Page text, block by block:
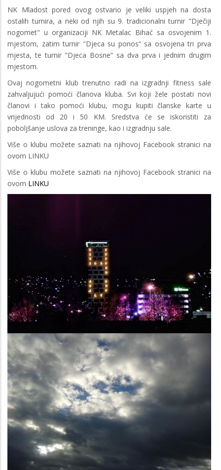
NK Mladost pored ovog ostvario je veliki uspjeh na dosta
ostalih turnira, a neki od njih su 9. tradicionalni turnir "Dječiji
nogomet" u organizaciji NK Metalac Bihać sa osvojenim 1.
mjestom, zatim turnir "Djeca su ponos“ sa osvojena tri prva
mjesta, te turnir "Djeca Bosne“ sa dva prva i jednim drugim
mjestom.
Ovaj nogometni klub trenutno radi na izgradnji fitness sale
zahvaljujući pomoći članova kluba. Svi koji žele postati novi
članovi i tako pomoći klubu, mogu kupiti članske karte u
vrijednosti od 20 i 50 KM. Sredstva će se iskoristiti za
poboljšanje uslova za treninge, kao i izgradnju sale.
Više o klubu možete saznati na njihovoj Facebook stranici na
ovom LINKU
Više o klubu možete saznati na njihovoj Facebook stranici na
ovom LINKU
Image